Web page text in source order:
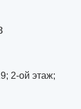
2-ой этаж;